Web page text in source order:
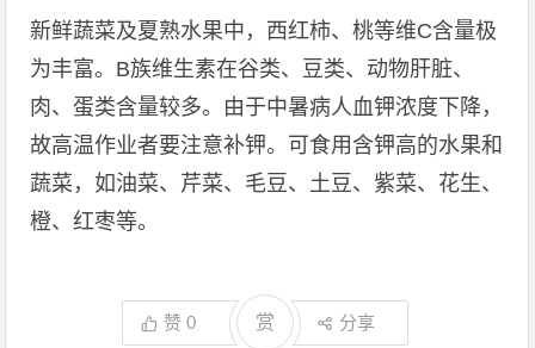
新鲜蔬菜及夏熟水果中，西红柿、桃等维C含量极
为丰富。B族维生素在谷类、豆类、动物肝脏、
肉、蛋类含量较多。由于中暑病人血钾浓度下降，
故高温作业者要注意补钾。可食用含钾高的水果和
蔬菜，如油菜、芹菜、毛豆、土豆、紫菜、花生、
橙、红枣等。
赞0 赏 分享